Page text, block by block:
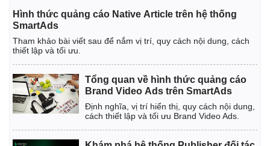
Hình thức quảng cáo Native Article trên hệ thống
SmartAds
Tham khảo bài viết sau để nắm vị trí, quy cách nội dung, cách
thiết lập và tối ưu.
Tổng quan về hình thức quảng cáo
Brand Video Ads trên SmartAds
Định nghĩa, vị trí hiển thị, quy cách nội dung,
cách thiết lập và tối ưu Brand Video Ads.